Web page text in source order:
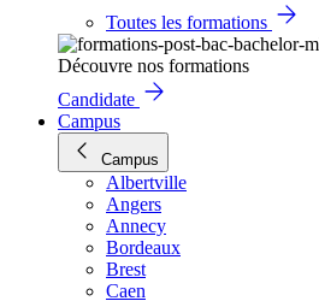
Toutes les formations
Découvre nos formations
Candidate
Campus
Campus
Albertville
Angers
Annecy
Bordeaux
Brest
Caen